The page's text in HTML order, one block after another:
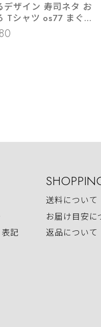
ン 寿司ネタ お
Tシャツ os77 まぐろ
サーモン いくら軍艦
に軍艦 ぼたんエビ
記
送料について
お届け目安に
返品について